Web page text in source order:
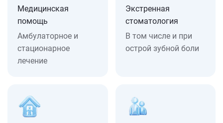
Медицинская
помощь
Амбулаторное и
стационарное
лечение
Экстренная
стоматология
В том числе и при
острой зубной боли